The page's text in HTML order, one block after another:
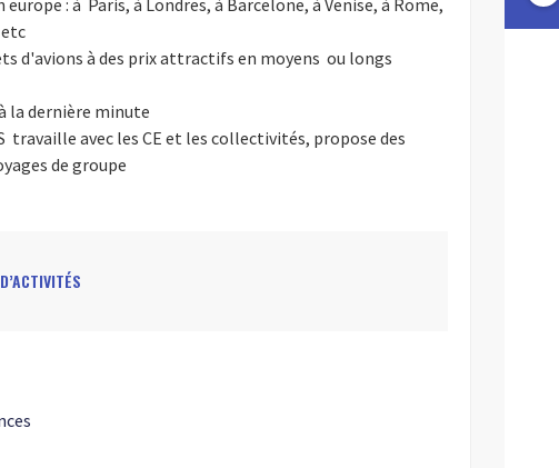
d'avions à des prix attractifs en moyens ou longs
la dernière minute
travaille avec les CE et les collectivités, propose des
de groupe